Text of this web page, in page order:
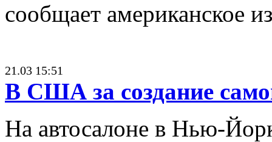
сообщает американское
21.03 15:51
В США за создание
На автосалоне в Нью-